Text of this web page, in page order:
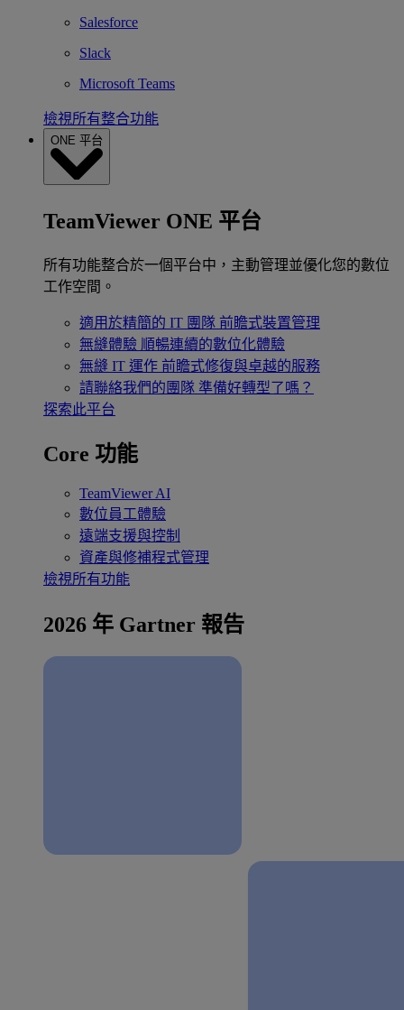
Salesforce
Slack
Microsoft Teams
檢視所有整合功能
ONE 平台
TeamViewer ONE 平台
所有功能整合於一個平台中，主動管理並優化您的數位
工作空間。
適用於精簡的 IT 團隊 前瞻式裝置管理
無縫體驗 順暢連續的數位化體驗
無縫 IT 運作 前瞻式修復與卓越的服務
請聯絡我們的團隊 準備好轉型了嗎？
探索此平台
Core 功能
TeamViewer AI
數位員工體驗
遠端支援與控制
資產與修補程式管理
檢視所有功能
2026 年 Gartner 報告